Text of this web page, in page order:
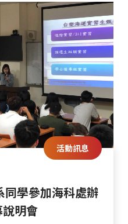
活動訊息
學參加海科處辦
明會